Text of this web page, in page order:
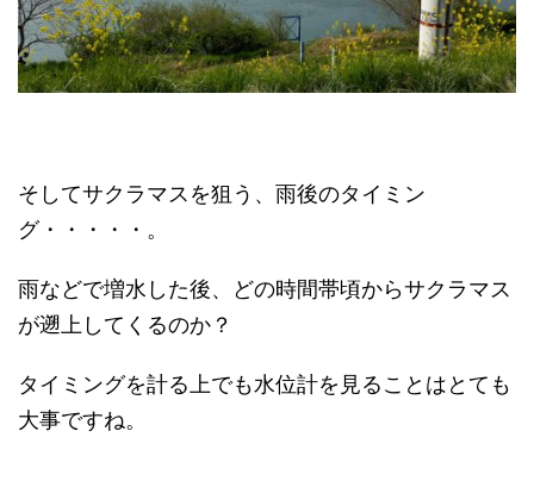
そしてサクラマスを狙う、雨後のタイミン
グ・・・・・。
雨などで増水した後、どの時間帯頃からサクラマス
が遡上してくるのか？
タイミングを計る上でも水位計を見ることはとても
大事ですね。